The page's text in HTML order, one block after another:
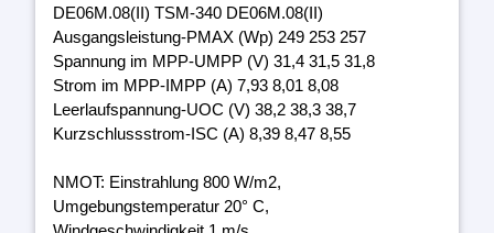
DE06M.08(II) TSM-340 DE06M.08(II)
Ausgangsleistung-PMAX (Wp) 249 253 257
Spannung im MPP-UMPP (V) 31,4 31,5 31,8
Strom im MPP-IMPP (A) 7,93 8,01 8,08
Leerlaufspannung-UOC (V) 38,2 38,3 38,7
Kurzschlussstrom-ISC (A) 8,39 8,47 8,55
NMOT: Einstrahlung 800 W/m2,
Umgebungstemperatur 20° C,